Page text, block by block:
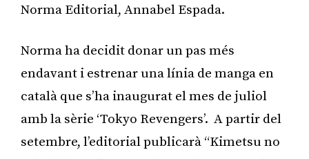
Norma Editorial, Annabel Espada.
Norma ha decidit donar un pas més
endavant i estrenar una línia de manga en
català que s’ha inaugurat el mes de juliol
amb la sèrie ‘Tokyo Revengers’. A partir del
setembre, l’editorial publicarà “Kimetsu no